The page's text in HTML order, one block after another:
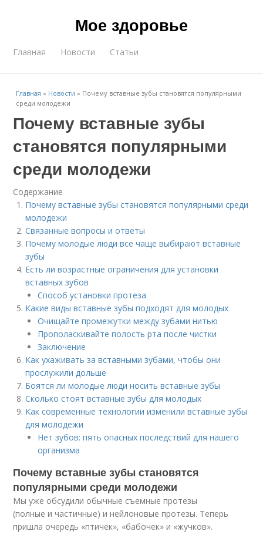
Мое здоровье
Главная Новости Статьи
Главная » Новости » Почему вставные зубы становятся популярными
среди молодежи
Почему вставные зубы
становятся популярными
среди молодежи
Содержание
Почему вставные зубы становятся популярными среди
молодежи
Связанные вопросы и ответы
Почему молодые люди все чаще выбирают вставные
зубы
Есть ли возрастные ограничения для установки
вставных зубов
Способ установки протеза
Какие виды вставные зубы подходят для молодых
Очищайте промежутки между зубами нитью
Прополаскивайте полость рта после чистки
Заключение
Как ухаживать за вставными зубами, чтобы они
прослужили дольше
Боятся ли молодые люди носить вставные зубы
Сколько стоят вставные зубы для молодых
Как современные технологии изменили вставные зубы
для молодежи
Нет зубов: пять опасных последствий для нашего
организма
Почему вставные зубы становятся
популярными среди молодежи
Мы уже обсудили обычные съемные протезы
(полные и частичные) и нейлоновые протезы. Теперь
пришла очередь «птичек», «бабочек» и «жучков».